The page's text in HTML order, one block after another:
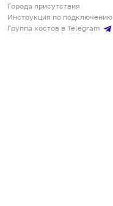
Города присутствия
Инструкция по подключению
Группа хостов в Telegram